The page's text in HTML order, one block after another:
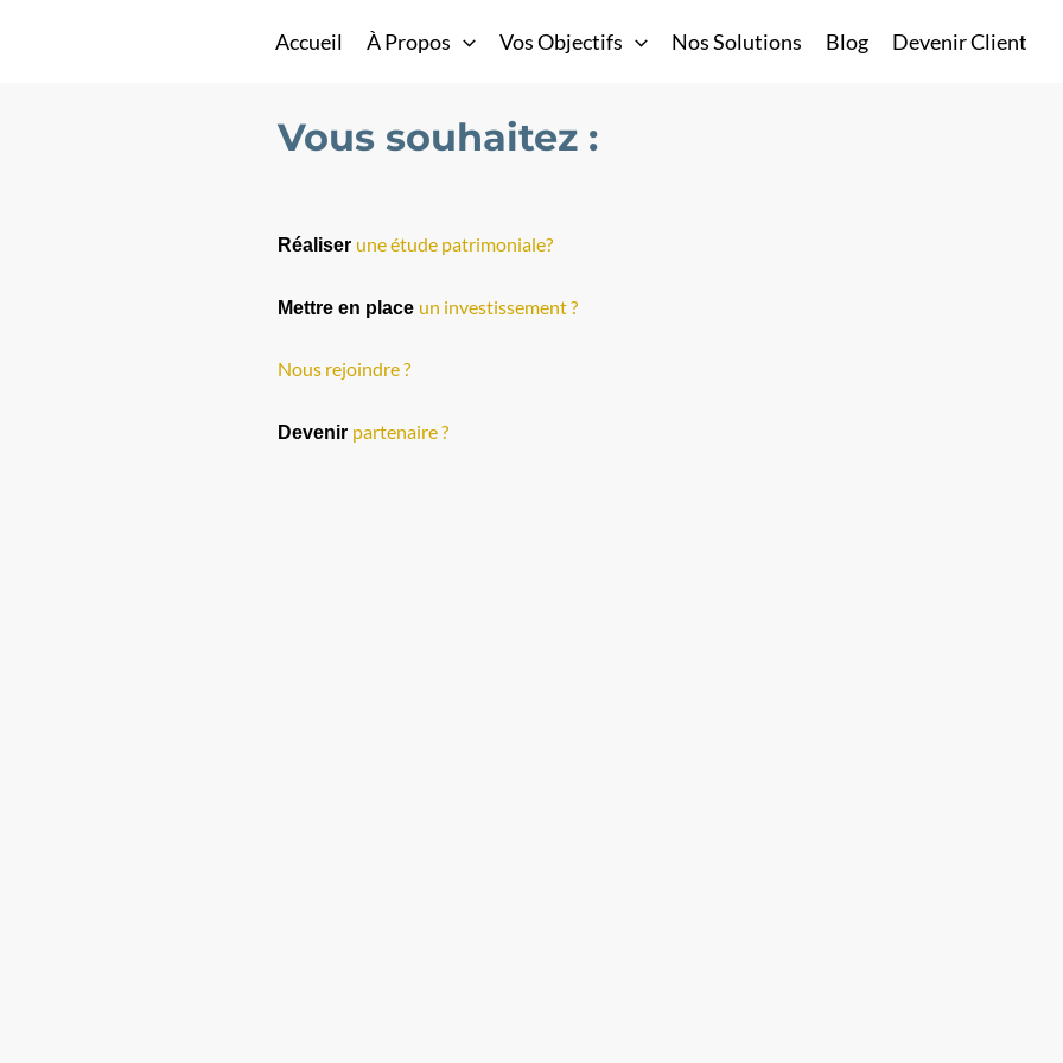
Accueil À Propos Vos Objectifs Nos Solutions Blog Devenir Client
Vous souhaitez :
Réaliser une étude patrimoniale?
Mettre en place un investissement ?
Nous rejoindre ?
Devenir partenaire ?